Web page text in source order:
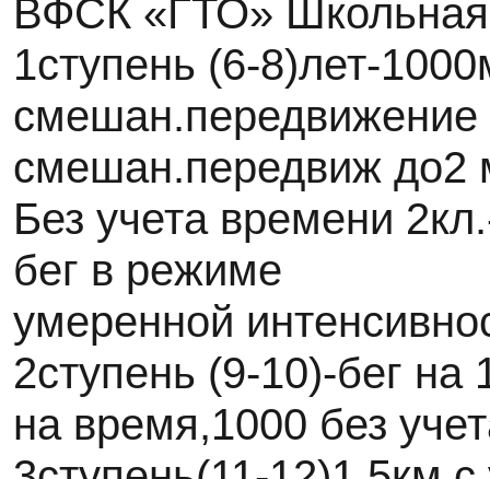
ВФСК «ГТО»
1ступень (6-8)лет-
смешан.передвижение
смешан.передвиж до2
Без учета времени
бег в режиме
умеренной
2ступень (9-10)-бег
на время,1000 без